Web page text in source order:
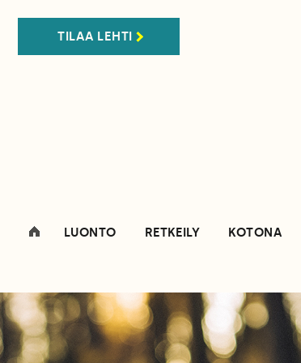
TILAA LEHTI
LUONTO RETKEILY KOTONA